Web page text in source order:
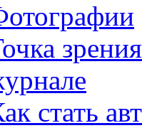
зрения
стать